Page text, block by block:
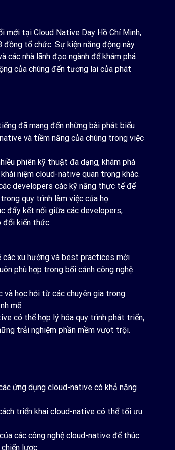
mới tại Cloud Native Day Hồ Chí Minh,
đồng tổ chức. Sự kiện năng động này
nhà lãnh đạo ngành để khám phá
của chúng đến tương lai của phát
đã mang đến những bài phát biểu
và tiềm năng của chúng trong việc
phiên kỹ thuật đa dạng, khám phá
niệm cloud-native quan trọng khác.
developers các kỹ năng thực tế để
quy trình làm việc của họ.
đẩy kết nối giữa các developers,
đổi kiến thức.
xu hướng và best practices mới
phù hợp trong bối cảnh công nghệ
và học hỏi từ các chuyên gia trong
mẽ.
có thể hợp lý hóa quy trình phát triển,
trải nghiệm phần mềm vượt trội.
ứng dụng cloud-native có khả năng
triển khai cloud-native có thể tối ưu
các công nghệ cloud-native để thúc
lược.